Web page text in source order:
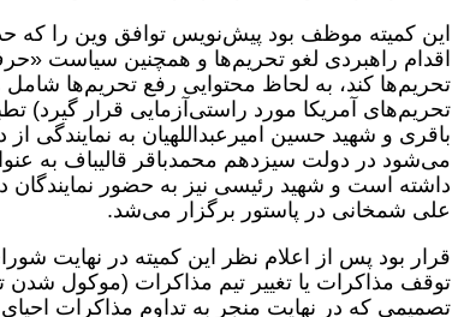
اقدام راهبردی لغو تحریم‌ها و همچنین سیاست
تحریم‌ها کند، به لحاظ محتوایی رفع تحریم‌ها
تحریم‌های آمریکا مورد راستی‌آزمایی قرار
باقری و شهید حسین امیرعبداللهیان به
می‌شود در دولت سیزدهم محمدباقر قالیباف به
داشته است و شهید رئیسی نیز به حضور نمایندگان
علی شمخانی در پاستور برگزار می‌شد.
قرار بود پس از اعلام نظر این کمیته در نهایت
توقف مذاکرات یا تغییر تیم مذاکرات (موکول شدن
تصمیمی که در نهایت منجر به تداوم مذاکرات